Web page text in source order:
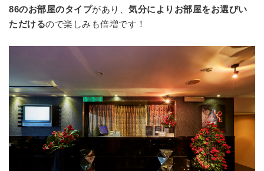
86のお部屋のタイプがあり、 気分によりお部屋をお選びい
ただけるので楽しみも倍増です！